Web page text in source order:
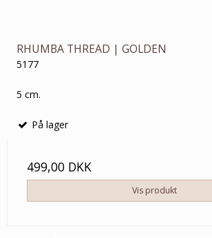
RHUMBA THREAD | GOLDEN
5177
5 cm.
På lager
499,00 DKK
Vis produkt